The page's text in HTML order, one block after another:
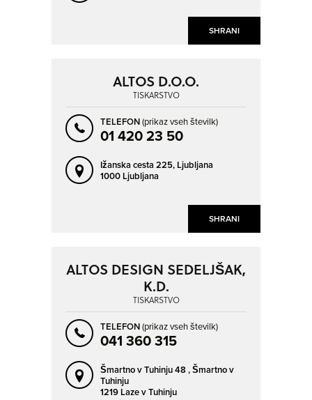
SHRANI
SHRANI
ALTOS D.O.O.
TISKARSTVO
TELEFON(prikaz vseh številk)
01 420 23 50
Ižanska cesta 225, Ljubljana
1000 Ljubljana
ALTOS DESIGN SEDELJŠAK,
K.D.
TISKARSTVO
TELEFON(prikaz vseh številk)
041 360 315
Šmartno v Tuhinju 48 ,Šmartno v
Tuhinju
1219 Laze v Tuhinju